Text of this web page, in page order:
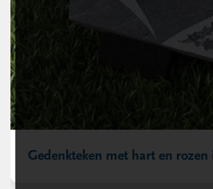
Gedenkteken met hart en rozen